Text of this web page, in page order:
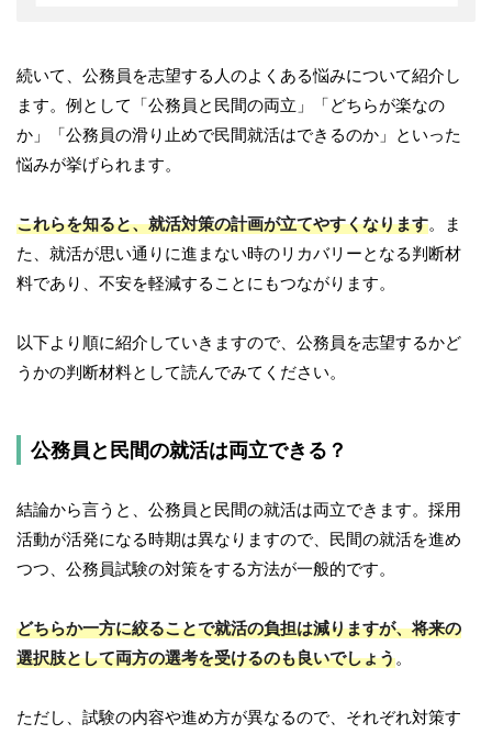
続いて、公務員を志望する人のよくある悩みについて紹介し
ます。例として「公務員と民間の両立」「どちらが楽なの
か」「公務員の滑り止めで民間就活はできるのか」といった
悩みが挙げられます。
これらを知ると、就活対策の計画が立てやすくなります。ま
た、就活が思い通りに進まない時のリカバリーとなる判断材
料であり、不安を軽減することにもつながります。
以下より順に紹介していきますので、公務員を志望するかど
うかの判断材料として読んでみてください。
公務員と民間の就活は両立できる？
結論から言うと、公務員と民間の就活は両立できます。採用
活動が活発になる時期は異なりますので、民間の就活を進め
つつ、公務員試験の対策をする方法が一般的です。
どちらか一方に絞ることで就活の負担は減りますが、将来の
選択肢として両方の選考を受けるのも良いでしょう。
ただし、試験の内容や進め方が異なるので、それぞれ対策す